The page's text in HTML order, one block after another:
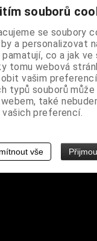
souborů
se soubory
a personalizovat
co a jak ve
tomu webová
vašim
typů souborů
také
vašich preferencí.
vše